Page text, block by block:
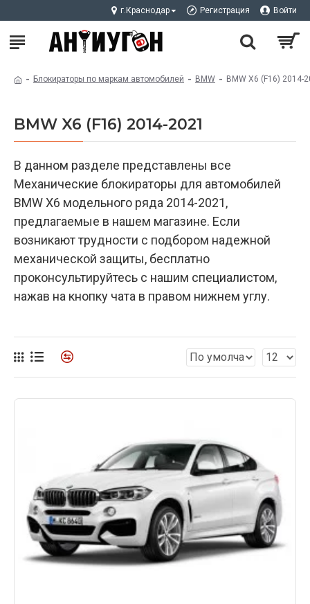
г.Краснодар Регистрация Войти
Блокираторы по маркам автомобилей BMW BMW X6 (F16) 2014-
BMW X6 (F16) 2014-2021
В данном разделе представлены все
Механические блокираторы для автомобилей
BMW X6 модельного ряда 2014-2021,
предлагаемые в нашем магазине. Если
возникают трудности с подбором надежной
механической защиты, бесплатно
проконсультируйтесь с нашим специалистом,
нажав на кнопку чата в правом нижнем углу.